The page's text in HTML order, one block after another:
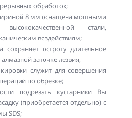
обработок;
8 мм оснащена мощными
стали,
воздействиям;
остроту длительное
заточке лезвия;
служит для совершения
по обрезке;
подрезать кустарники Вы
(приобретается отдельно) с
SDS;